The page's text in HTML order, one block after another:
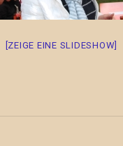
[ZEIGE EINE SLIDESHOW]